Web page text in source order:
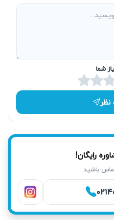
متخصص را به سرعت فراهم
مشتری را افزایش می‌دهد.
اتو پرس در اسلامشهر
شما
رایگان!
باشید